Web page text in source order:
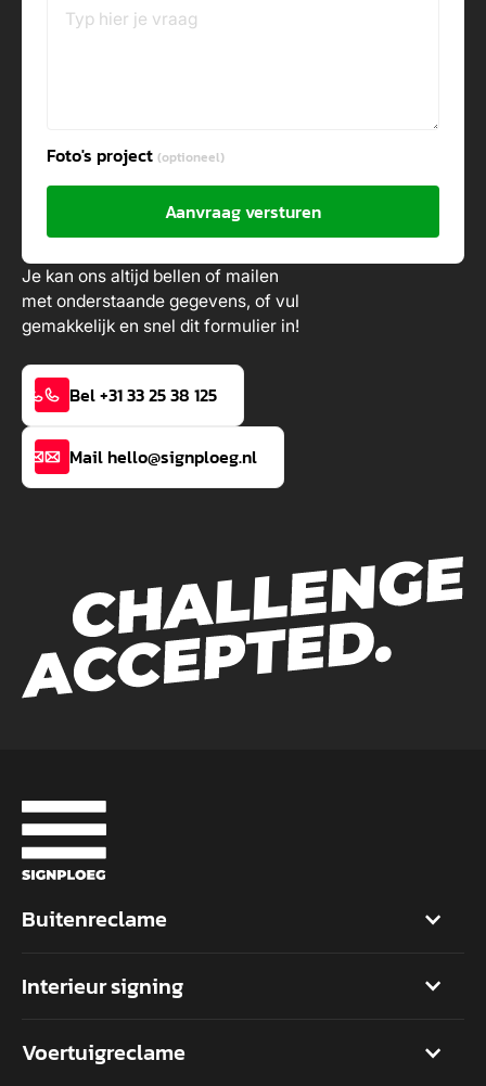
Foto's project(optioneel)
Aanvraag versturen
Je kan ons altijd bellen of mailen
met onderstaande gegevens, of vul
gemakkelijk en snel dit formulier in!
Bel +31 33 25 38 125
Mail hello@signploeg.nl
Buitenreclame
Interieur signing
Voertuigreclame